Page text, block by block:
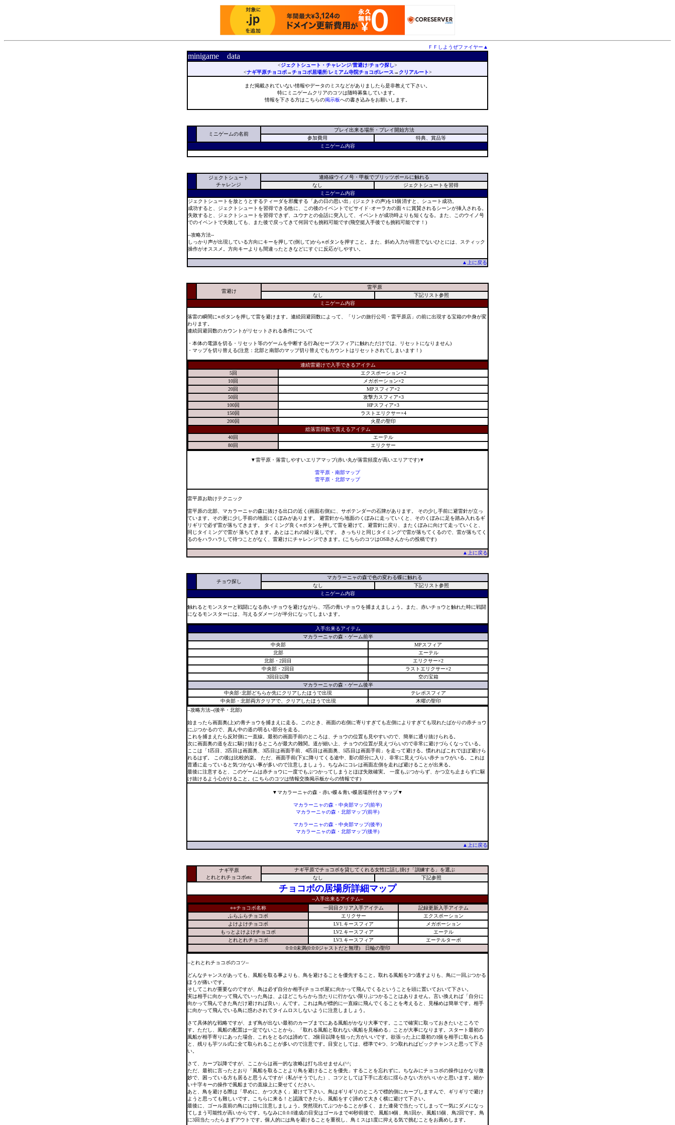
ＦＦしようぜファイヤー▲
minigame data
<ジェクトシュート・チャレンジ/雷避け/チョウ探し>
<ナギ平原チョコボ→チョコボ居場所/レミアム寺院チョコボレース → クリアルート>
まだ掲載されていない情報やデータのミスなどがありましたら是非教えて下さい。
特にミニゲームクリアのコツは随時募集しています。
情報を下さる方はこちらの掲示板への書き込みをお願いします。
ミニゲームの名前
プレイ出来る場所・プレイ開始方法
参加費用
特典、賞品等
ミニゲーム内容
ジェクトシュート
チャレンジ
連絡線ウイノ号・甲板でブリッツボールに触れる
なし
ジェクトシュートを習得
ミニゲーム内容
ジェクトシュートを放とうとするティーダを邪魔する「あの日の思い出」(ジェクトの声)を11個消すと、シュート成功。
成功すると、ジェクトシュートを習得できる他に、この後のイベントでビサイド･オーラカの面々に賞賛されるシーンが挿入される。
失敗すると、ジェクトシュートを習得できず、ユウナとの会話に突入して、イベントが成功時よりも短くなる。また、このウイノ号
でのイベントで失敗しても、また後で戻ってきて何回でも挑戦可能です(飛空挺入手後でも挑戦可能です！)
--攻略方法--
しっかり声が出現している方向にキーを押して(倒して)から○ボタンを押すこと。また、斜め入力が得意でないひとには、スティック
操作がオススメ。方向キーよりも間違ったときなどにすぐに反応がしやすい。
▲上に戻る
雷避け
雷平原
なし
下記リスト参照
ミニゲーム内容
落雷の瞬間に○ボタンを押して雷を避けます。連続回避回数によって、「リンの旅行公司・雷平原店」の前に出現する宝箱の中身が変
わります。
連続回避回数のカウントがリセットされる条件について
・本体の電源を切る・リセット等のゲームを中断する行為(セーブスフィアに触れただけでは、リセットになりません)
・マップを切り替える(注意：北部と南部のマップ切り替えでもカウントはリセットされてしまいます！)
連続雷避けで入手できるアイテム
5回
エクスポーション×2
10回
メガポーション×2
20回
MPスフィア×2
50回
攻撃力スフィア×3
100回
HPスフィア×3
150回
ラストエリクサー×4
200回
火星の聖印
総落雷回数で貰えるアイテム
40回
エーテル
80回
エリクサー
▼雷平原・落雷しやすいエリアマップ(赤い丸が落雷頻度が高いエリアです)▼
雷平原・南部マップ
雷平原・北部マップ
雷平原お助けテクニック
雷平原の北部、マカラーニャの森に抜ける出口の近く(画面右側)に、サボテンダーの石牌があります。 その少し手前に避雷針が立っ
ています。その更に少し手前の地面にくぼみがあります。 避雷針から地面のくぼみに走っていくと、そのくぼみに足を踏み入れるギ
リギリで必ず雷が落ちてきます。 タイミング良く○ボタンを押して雷を避けて、避雷針に戻り、またくぼみに向けて走っていくと、
同じタイミングで雷が 落ちてきます。あとはこれの繰り返しです。 きっちりと同じタイミングで雷が落ちてくるので、雷が落ちてく
るのをハラハラして待つことがなく、雷避けにチャレンジできます。(こちらのコツはOSBさんからの投稿です)
▲上に戻る
チョウ探し
マカラーニャの森で色の変わる蝶に触れる
なし
下記リスト参照
ミニゲーム内容
触れるとモンスターと戦闘になる赤いチョウを避けながら、7匹の青いチョウを捕まえましょう。また、赤いチョウと触れた時に戦闘
になるモンスターには、与えるダメージが半分になってしまいます。
入手出来るアイテム
マカラーニャの森・ゲーム前半
中央部
MPスフィア
北部
エーテル
北部・2回目
エリクサー×2
中央部・2回目
ラストエリクサー×2
3回目以降
空の宝箱
マカラーニャの森・ゲーム後半
中央部･北部どちらか先にクリアしたほうで出現
テレポスフィア
中央部・北部両方クリアで、クリアしたほうで出現
木曜の聖印
--攻略方法--(後半・北部)
始まったら画面奥(上)の青チョウを捕まえに走る。このとき、画面の右側に寄りすぎても左側によりすぎても現れたばかりの赤チョウ
にぶつかるので、真ん中の道の明るい部分を走る。
これを捕まえたら反対側に一直線。最初の画面手前のところは、チョウの位置も見やすいので、簡単に通り抜けられる。
次に画面奥の道を左に駆け抜けるところが最大の難関。道が細い上、チョウの位置が見えづらいので非常に避けづらくなっている。
ここは「1匹目、2匹目は画面奥、3匹目は画面手前、4匹目は画面奥、5匹目は画面手前」を走って避ける。慣れればこれでほぼ避けら
れるはず。 この後は比較的楽。 ただ、画面手前(下)に降りてくる途中、影の部分に入り、非常に見えづらい赤チョウがいる。これは
普通に走っていると気づかない事が多いので注意しましょう。ちなみにコレは画面左側を走れば避けることが出来る。
最後に注意すると、このゲームは赤チョウに一度でもぶつかってしまうとほぼ失敗確実。 一度もぶつからず、かつ立ち止まらずに駆
け抜けるよう心がけること。(こちらのコツは情報交換掲示板からの情報です)
▼マカラーニャの森・赤い蝶＆青い蝶居場所付きマップ▼
マカラーニャの森・中央部マップ(前半)
マカラーニャの森・北部マップ(前半)
マカラーニャの森・中央部マップ(後半)
マカラーニャの森・北部マップ(後半)
▲上に戻る
ナギ平原
とれとれチョコボetc
ナギ平原でチョコボを貸してくれる女性に話し掛け「訓練する」を選ぶ
なし
下記参照
チョコボの居場所詳細マップ
--入手出来るアイテム--
○○チョコボ名称
一回目クリア入手アイテム
記録更新入手アイテム
ふらふらチョコボ
エリクサー
エクスポーション
よけよけチョコボ
LV1.キースフィア
メガポーション
もっとよけよけチョコボ
LV2.キースフィア
エーテル
とれとれチョコボ
LV3.キースフィア
エーテルターボ
0:0:0未満(0:0:0ジャストだと無理) 日輪の聖印
--とれとれチョコボのコツ--
どんなチャンスがあっても、風船を取る事よりも、鳥を避けることを優先すること。取れる風船を3つ逃すよりも、鳥に一回ぶつかる
ほうが痛いです。
そしてこれが重要なのですが、鳥は必ず自分か相手(チョコボ屋)に向かって飛んでくるということを頭に置いておいて下さい。
実は相手に向かって飛んでいった鳥は、よほどこちらから当たりに行かない限りぶつかることはありません。言い換えれば「自分に
向かって飛んできた鳥だけ避ければ良い」んです。これは鳥が標的に一直線に飛んでくることを考えると、見極めは簡単です。相手
に向かって飛んでいる鳥に惑わされてタイムロスしないように注意しましょう。
さて具体的な戦略ですが、まず鳥が出ない最初のカーブまでにある風船がかなり大事です。ここで確実に取っておきたいところで
す。ただし、風船の配置は一定でないことから、「取れる風船と取れない風船を見極める」ことが大事になります。スタート最初の
風船が相手寄りにあった場合、これをとるのは諦めて、2個目以降を狙った方がいいです。欲張った上に最初の1個を相手に取られる
と、残りも芋ツル式に全て取られることが多いので注意です。目安としては、標準で4つ、5つ取れればビックチャンスと思って下さ
い。
さて、カーブ以降ですが、ここからは画一的な攻略は打ち出せません(^^;
ただ、最初に言ったとおり「風船を取ることより鳥を避けることを優先」することを忘れずに。ちなみにチョコボの操作はかなり微
妙で、困っている方も居ると思うんですが（私がそうでした）、コツとしては下手に左右に揺らさない方がいいかと思います。細か
い十字キーの操作で風船までの直線上に乗せてください。
あと、鳥を避ける際は「早めに、かつ大きく」避けて下さい。鳥はギリギリのところで標的側にカーブしますんで、ギリギリで避け
ようと思っても難しいです。こちらに来る！と認識できたら、風船をすぐ諦めて大きく横に避けて下さい。
最後に、ゴール直前の鳥には特に注意しましょう。突然現れてぶつかることが多く、また連発で当たってしまって一気にダメになっ
てしまう可能性が高いからです。ちなみに0.0.0達成の目安はゴールまで40秒前後で、風船14個、鳥1回か、風船15個、鳥2回です。鳥
に3回当たったらまずアウトです。個人的には鳥を避けることを重視し、鳥ミスは1度に抑える気で挑むことをお薦めします。